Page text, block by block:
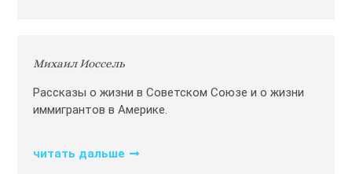
Михаил Иоссель
Рассказы о жизни в Советском Союзе и о жизни
иммигрантов в Америке.
читать дальше